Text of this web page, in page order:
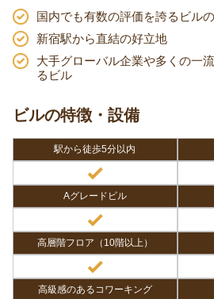
国内でも有数の評価を誇るビル
新宿駅から直結の好立地
大手グローバル企業や多くの一
るビル
ビルの特徴・設備
駅から徒歩5分以内
Aグレードビル
高層階フロア（10階以上）
高級感のあるコワーキング